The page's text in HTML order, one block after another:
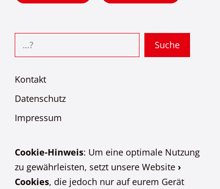
Suchen Suche
Kontakt
Datenschutz
Impressum
Cookie-Hinweis: Um eine optimale Nutzung
zu gewährleisten, setzt unsere Website ›
Cookies, die jedoch nur auf eurem Gerät